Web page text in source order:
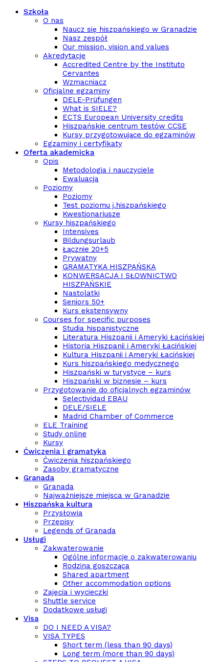
Szkoła
O nas
Naucz się hiszpańskiego w Granadzie
Nasz zespół
Our mission, vision and values
Akredytacje
Accredited Centre by the Instituto
Cervantes
Wzmacniacz
Oficjalne egzaminy
DELE-Prüfungen
What is SIELE?
ECTS European University credits
Hiszpańskie centrum testów CCSE
Kursy przygotowujące do egzaminów
Egzaminy i certyfikaty
Oferta akademicka
Opis
Metodologia i nauczyciele
Ewaluacja
Poziomy
Poziomy
Test poziomu j.hiszpańskiego
Kwestionariusze
Kursy hiszpańskiego
Intensives
Bildungsurlaub
Łącznie 20+5
Prywatny
GRAMATYKA HISZPAŃSKA
KONWERSACJA I SŁOWNICTWO
HISZPAŃSKIE
Nastolatki
Seniors 50+
Kurs ekstensywny
Courses for specific purposes
Studia hispanistyczne
Literatura Hiszpanii i Ameryki Łacińskiej
Historia Hiszpanii i Ameryki Łacińskiej
Kultura Hiszpanii i Ameryki Łacińskiej
Kurs hiszpańskiego medycznego
Hiszpański w turystyce – kurs
Hiszpański w biznesie – kurs
Przygotowanie do oficjalnych egzaminów
Selectividad EBAU
DELE/SIELE
Madrid Chamber of Commerce
ELE Training
Study online
Kursy
Ćwiczenia i gramatyka
Ćwiczenia hiszpańskiego
Zasoby gramatyczne
Granada
Granada
Najważniejsze miejsca w Granadzie
Hiszpańska kultura
Przysłowia
Przepisy
Legends of Granada
Usługi
Zakwaterowanie
Ogólne informacje o zakwaterowaniu
Rodzina goszcząca
Shared apartment
Other accommodation options
Zajęcia i wycieczki
Shuttle service
Dodatkowe usługi
Visa
DO I NEED A VISA?
VISA TYPES
Short term (less than 90 days)
Long term (more than 90 days)